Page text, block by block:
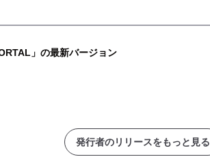
」の最新バージョン
発行者のリリースをもっと見る